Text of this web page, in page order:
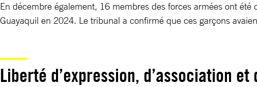
En décembre également, 16 membres des forces armées ont
Guayaquil en 2024. Le tribunal a confirmé que ces garçons
Liberté d’expression, d’association et